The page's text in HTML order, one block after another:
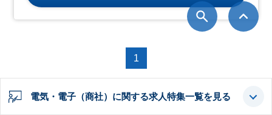
1
電気・電子（商社）に関する求人特集一覧を見る